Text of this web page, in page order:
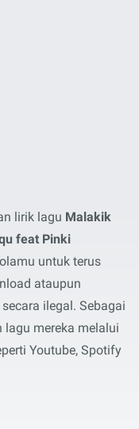
lirik lagu Malakik
feat Pinki
untuk terus
ataupun
ilegal. Sebagai
mereka melalui
Youtube, Spotify